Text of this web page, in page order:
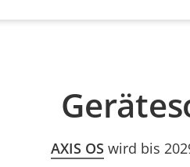
AXIS OS wird bis